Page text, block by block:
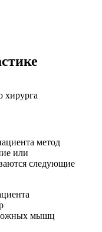
хирурга
метод
или
следующие
мышц